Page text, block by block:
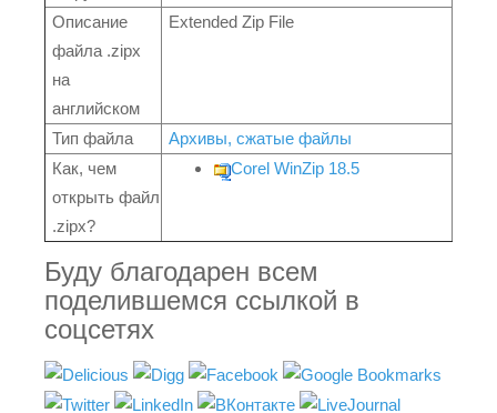
Описание
файла .zipx
на
английском
Extended Zip File
Тип файла
Архивы, сжатые файлы
Как, чем
открыть файл
.zipx?
Corel WinZip 18.5
Буду благодарен всем
поделившемся ссылкой в
соцсетях